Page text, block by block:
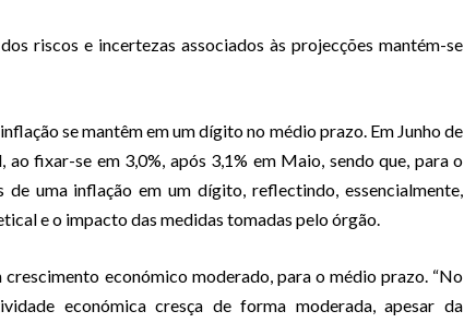
riscos e incertezas associados às projecções mantém-se
se mantêm em um dígito no médio prazo. Em Junho de
ao fixar-se em 3,0%, após 3,1% em Maio, sendo que, para o
uma inflação em um dígito, reflectindo, essencialmente,
e o impacto das medidas tomadas pelo órgão.
económico moderado, para o médio prazo. “No
económica cresça de forma moderada, apesar da